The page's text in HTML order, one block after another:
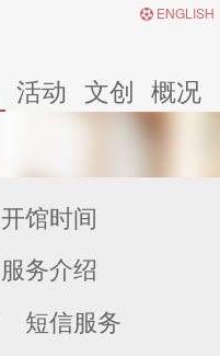
ENGLISH
活动 文创 概况
开馆时间
服务介绍
短信服务